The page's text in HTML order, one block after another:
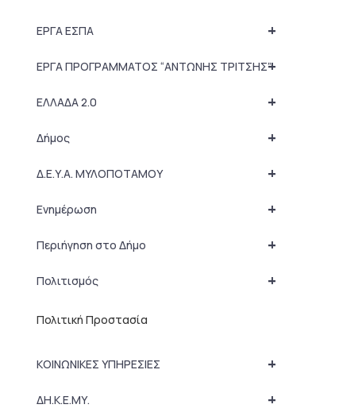
+
ΕΡΓΑ ΕΣΠΑ
+
ΕΡΓΑ ΠΡΟΓΡΑΜΜΑΤΟΣ “ΑΝΤΩΝΗΣ ΤΡΙΤΣΗΣ”
+
ΕΛΛΑΔΑ 2.0
+
Δήμος
+
Δ.Ε.Υ.Α. ΜΥΛΟΠΟΤΑΜΟΥ
+
Ενημέρωση
+
Περιήγηση στο Δήμο
+
Πολιτισμός
Πολιτική Προστασία
+
ΚΟΙΝΩΝΙΚΕΣ ΥΠΗΡΕΣΙΕΣ
+
ΔΗ.Κ.Ε.ΜΥ.